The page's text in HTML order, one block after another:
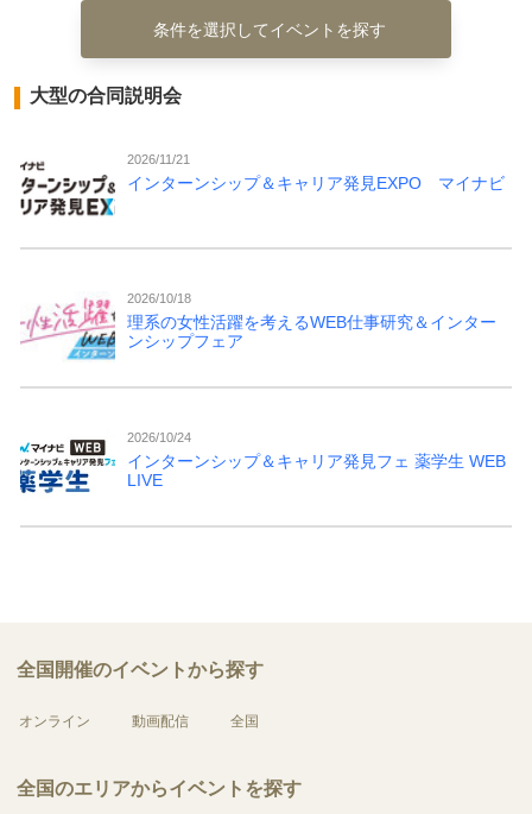
条件を選択してイベントを探す
大型の合同説明会
2026/11/21
インターンシップ＆キャリア発見EXPO マイナビ
2026/10/18
理系の女性活躍を考えるWEB仕事研究＆インター
ンシップフェア
2026/10/24
インターンシップ＆キャリア発見フェ 薬学生 WEB
LIVE
全国開催のイベントから探す
オンライン 動画配信 全国
全国のエリアからイベントを探す